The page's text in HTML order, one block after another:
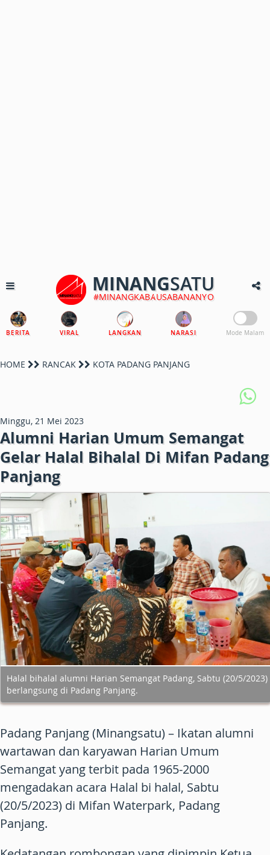
MINANGSATU
#MINANGKABAUSABANANYO
BERITA VIRAL LANGKAN NARASI Mode Malam
HOME RANCAK KOTA PADANG PANJANG
Minggu, 21 Mei 2023
Alumni Harian Umum Semangat
Gelar Halal Bihalal Di Mifan Padang
Panjang
Halal bihalal alumni Harian Semangat Padang, Sabtu (20/5/2023)
berlangsung di Padang Panjang.
Padang Panjang (Minangsatu) – Ikatan alumni
wartawan dan karyawan Harian Umum
Semangat yang terbit pada 1965-2000
mengadakan acara Halal bi halal, Sabtu
(20/5/2023) di Mifan Waterpark, Padang
Panjang.